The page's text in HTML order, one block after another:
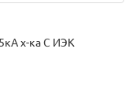
х-ка С ИЭК